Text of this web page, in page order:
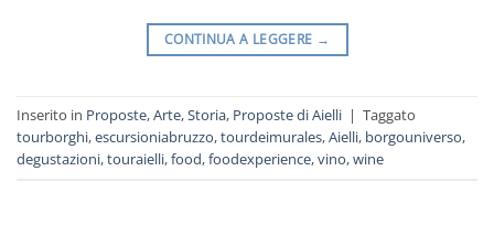
CONTINUA A LEGGERE →
Inserito in Proposte,Arte,Storia, Proposte di Aielli | Taggato
tourborghi,escursioniabruzzo,tourdeimurales,Aielli, borgouniverso,
degustazioni,touraielli,food,foodexperience,vino,wine